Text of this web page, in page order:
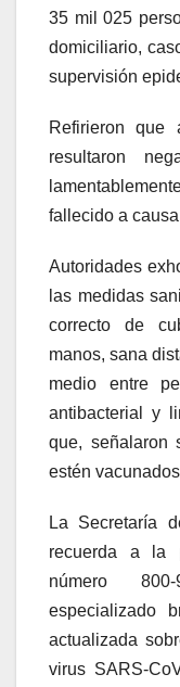
35 mil 025
domiciliario,
supervisión
Refirieron
resultaron
fallecido a
Autoridades
las medidas
correcto de
manos, sana
medio entre
antibacterial y
que, señalaron
estén
La Secretaría
recuerda a la
número
especializado
actualizada
virus SARS-